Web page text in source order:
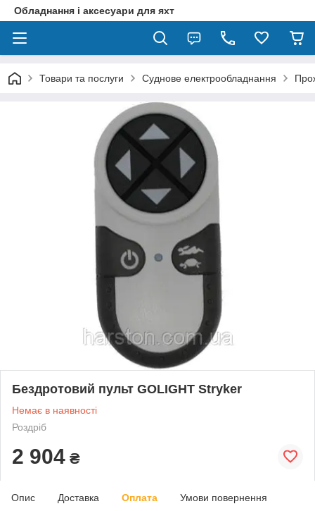
Обладнання і аксесуари для яхт
Товари та послуги Суднове електрообладнання
Бездротовий пульт GOLIGHT Stryker
Немає в наявності
Роздріб
2 904 ₴
Опис Доставка Оплата Умови повернення